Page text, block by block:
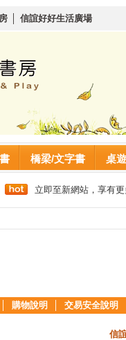
信誼好好生活廣場
橋梁/文字書 桌
立即至新網站，享有
購物說明 交易安全說明
信